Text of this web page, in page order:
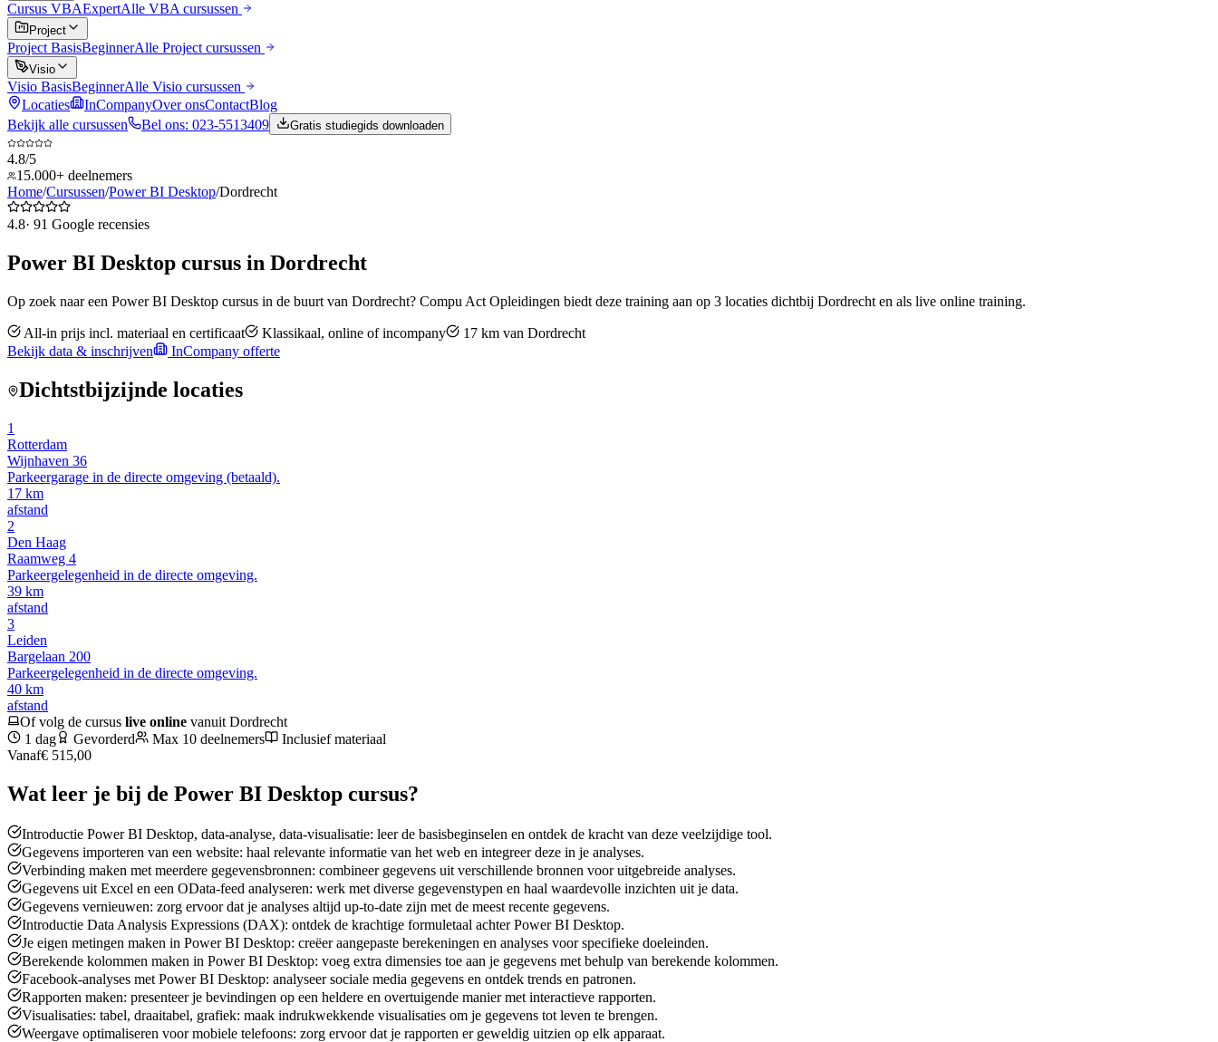
Cursus VBAExpertAlle VBAcursussen
Project
Project BasisBeginnerAlle Projectcursussen
Visio
Visio BasisBeginnerAlle Visio cursussen
Locaties
InCompanyOver onsContactBlog
Bekijk alle cursussen
Bel ons: 023-5513409 Gratis studiegids downloaden
4.8/5
15.000+ deelnemers
Home/Cursussen/Power BI Desktop/Dordrecht
4.8· 91 Google recensies
Power BI Desktop cursus in Dordrecht
Op zoek naar een Power BI Desktop cursus in de buurt van Dordrecht? Compu Act Opleidingen biedt deze training aan op 3 locaties dichtbij Dordrecht en als live online training.
All-in prijs incl. materiaal en certificaat Klassikaal, online of incompany 17 km van Dordrecht
Bekijk data & inschrijven
InCompany offerte
Dichtstbijzijnde locaties
1
Rotterdam
Wijnhaven 36
Parkeergarage in de directe omgeving (betaald).
17 km
afstand
2
Den Haag
Raamweg 4
Parkeergelegenheid in de directe omgeving.
39 km
afstand
3
Leiden
Bargelaan 200
Parkeergelegenheid in de directe omgeving.
40 km
afstand
Of volg de cursus live online vanuit Dordrecht
1 dag
Gevorderd Max 10 deelnemers
Inclusief materiaal
Vanaf€ 515,00
Wat leer je bij de Power BI Desktop cursus?
Introductie Power BI Desktop, data-analyse, data-visualisatie: leer de basisbeginselen en ontdek de kracht van deze veelzijdige tool.
Gegevens importeren van een website: haal relevante informatie van het web en integreer deze in je analyses.
Verbinding maken met meerdere gegevensbronnen: combineer gegevens uit verschillende bronnen voor uitgebreide analyses.
Gegevens uit Excel en een OData-feed analyseren: werk met diverse gegevenstypen en haal waardevolle inzichten uit je data.
Gegevens vernieuwen: zorg ervoor dat je analyses altijd up-to-date zijn met de meest recente gegevens.
Introductie Data Analysis Expressions (DAX): ontdek de krachtige formuletaal achter Power BI Desktop.
Je eigen metingen maken in Power BI Desktop: creëer aangepaste berekeningen en analyses voor specifieke doeleinden.
Berekende kolommen maken in Power BI Desktop: voeg extra dimensies toe aan je gegevens met behulp van berekende kolommen.
Facebook-analyses met Power BI Desktop: analyseer sociale media gegevens en ontdek trends en patronen.
Rapporten maken: presenteer je bevindingen op een heldere en overtuigende manier met interactieve rapporten.
Visualisaties: tabel, draaitabel, grafiek: maak indrukwekkende visualisaties om je gegevens tot leven te brengen.
Weergave optimaliseren voor mobiele telefoons: zorg ervoor dat je rapporten er geweldig uitzien op elk apparaat.